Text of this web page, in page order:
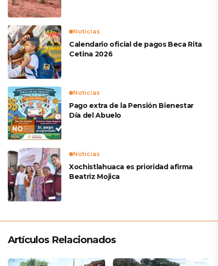
Noticias
Calendario oficial de pagos Beca Rita
Cetina 2026
Noticias
Pago extra de la Pensión Bienestar
Día del Abuelo
Noticias
Xochistlahuaca es prioridad afirma
Beatriz Mojica
Artículos Relacionados